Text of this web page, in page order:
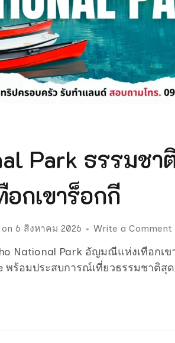
Park ธรรมช
กเขาร็อกกี
6 สิงหาคม 2026 Write a Comment
National Park อัญมณีแห่งเทือกเ
พร้อมประสบการณ์เที่ยวธรรมชาติ